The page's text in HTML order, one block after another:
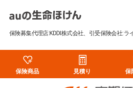
保険募集代理店:KDDI株式会社、引受保険会社:ラ
保険商品 見積り 保